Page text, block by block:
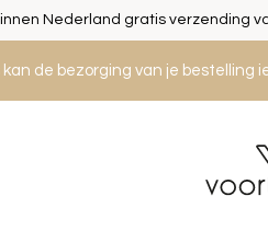
kan de bezorging van je
Nederland gratis verzending